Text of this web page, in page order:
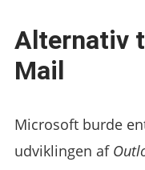
Alternativ
Mail
Microsoft burde
udviklingen af